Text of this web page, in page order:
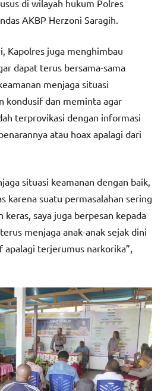
di wilayah hukum Polres
AKBP Herzoni Saragih.
Kapolres juga menghimbau
dapat terus bersama-sama
menjaga situasi
kondusif dan meminta agar
terprovikasi dengan informasi
atau hoax apalagi dari
situasi keamanan dengan baik,
karena suatu permasalahan sering
keras, saya juga berpesan kepada
menjaga anak-anak sejak dini
apalagi terjerumus narkorika”,